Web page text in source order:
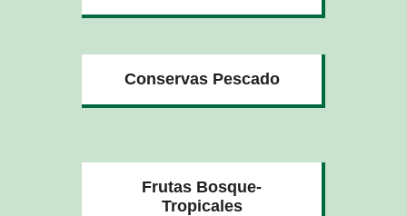
Conservas Pescado
Frutas Bosque-
Tropicales